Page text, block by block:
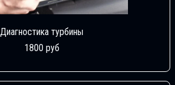
Диагностика турбины
1800 руб